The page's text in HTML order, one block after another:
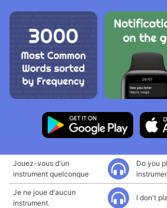
Jouez-vous d'un
instrument quelconque
Do you
Je ne joue d'aucun
instrument.
I don't